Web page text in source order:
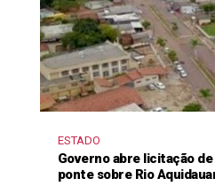
ESTADO
Governo abre licitação
ponte sobre Rio